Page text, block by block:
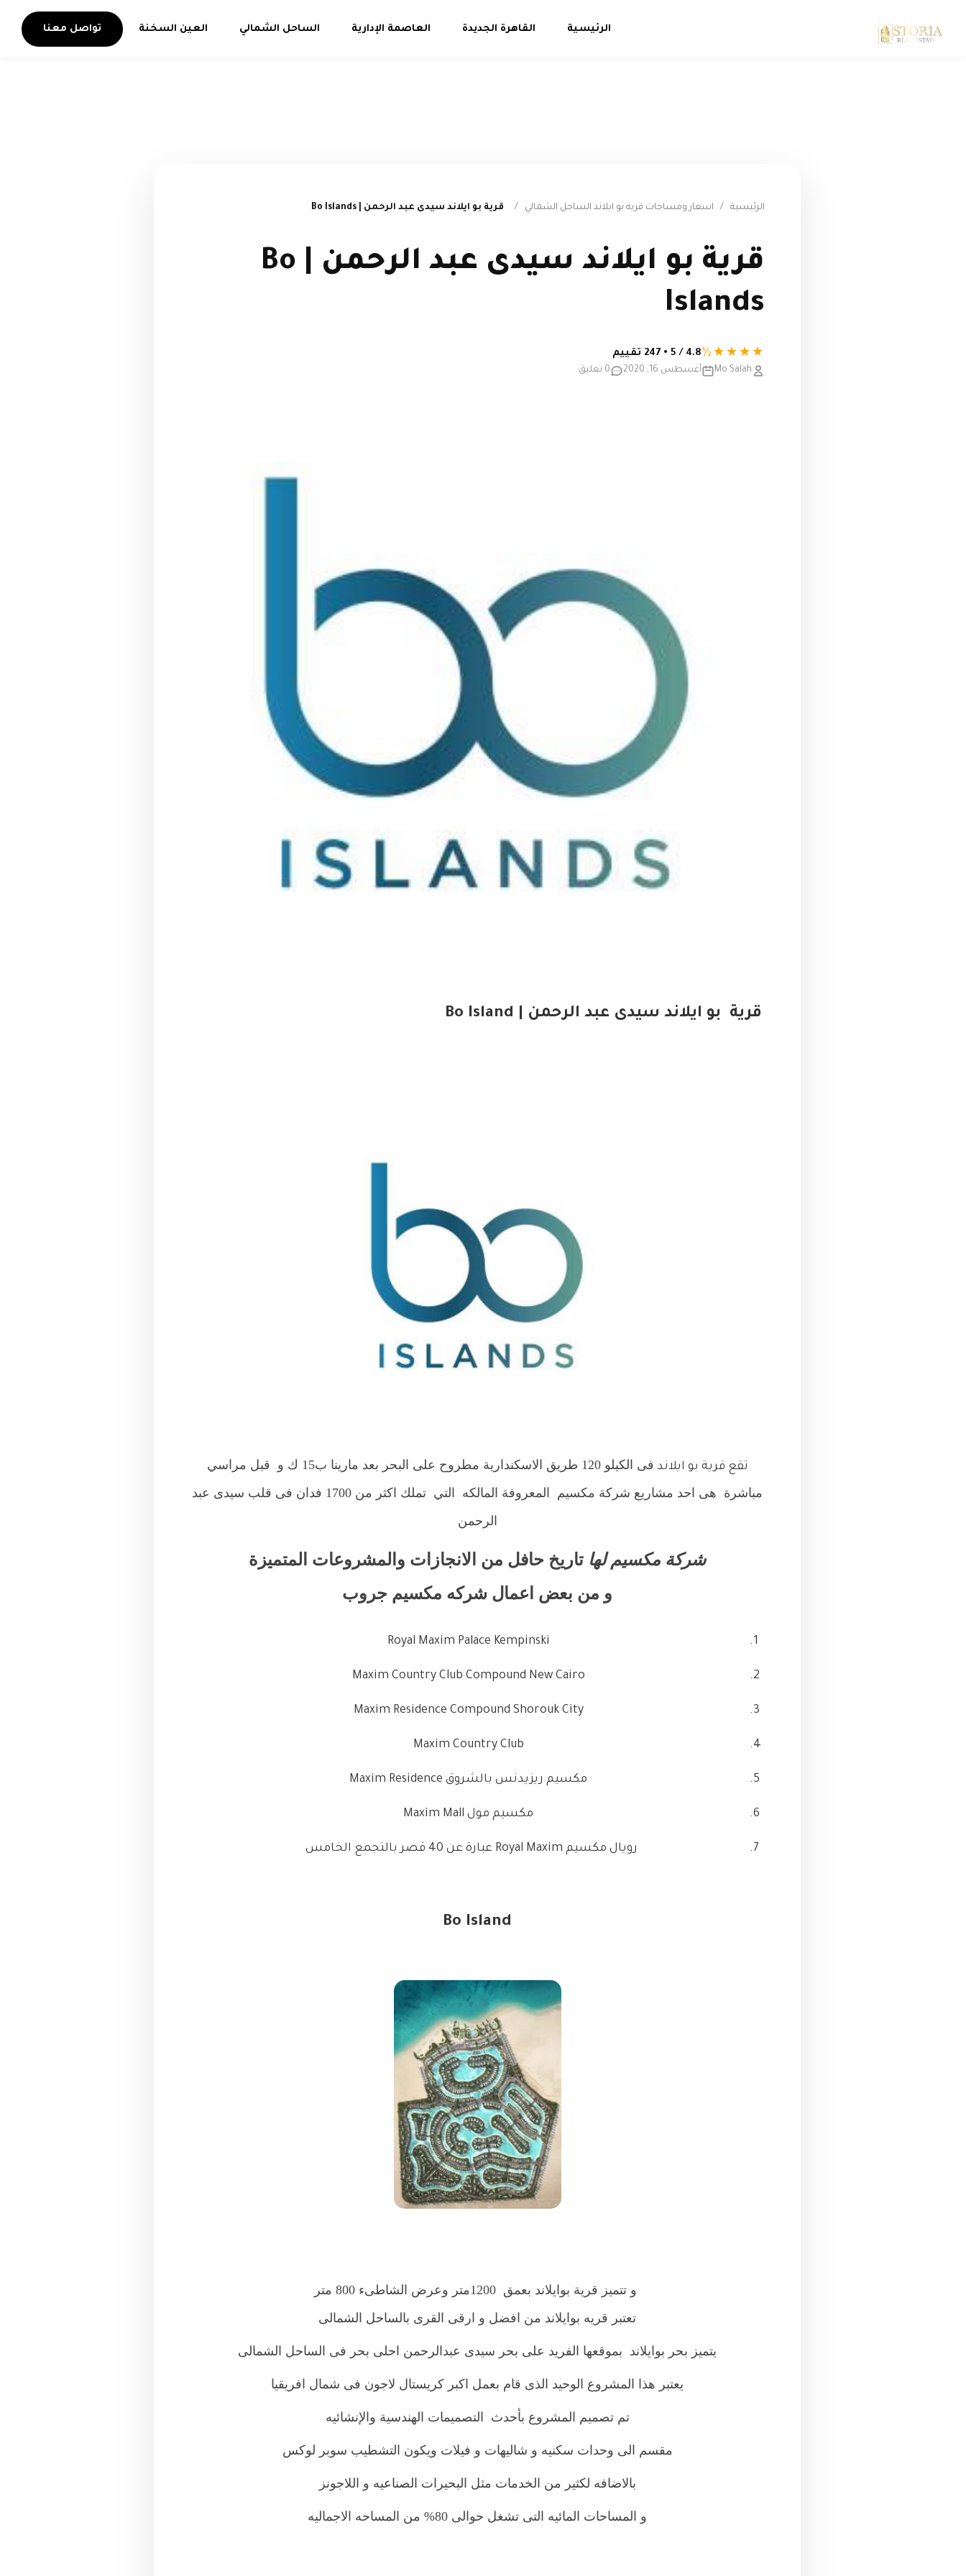
الرئيسية القاهرة الجديدة العاصمة الإدارية الساحل الشمالي العين السخنة تواصل معنا
الرئيسية / اسعار ومساحات قريه بو ايلاند الساحل الشمالي / قرية بو ايلاند سيدى عبد الرحمن | Bo Islands
قرية بو ايلاند سيدى عبد الرحمن | Bo
Islands
★★★★½4.8 / 5 • 247 تقييم
Mo Salah أغسطس 16, 2020 0 تعليق
قرية بو ايلاند سيدى عبد الرحمن | Bo Island
تقع قرية بو ايلاند فى الكيلو 120 طريق الاسكندارية مطروح على البحر بعد مارينا ب15 ك
و قبل مراسي
مباشرة هى احد مشاريع شركة مكسيم المعروفة المالكه التي تملك اكثر من 1700 فدان
فى قلب سيدى عبد
الرحمن
شركة مكسيم لها تاريخ حافل من الانجازات والمشروعات المتميزة
و من بعض اعمال شركه مكسيم جروب
Royal Maxim Palace Kempinski
Maxim Country Club Compound New Cairo
Maxim Residence Compound Shorouk City
Maxim Country Club
مكسيم ريزيدنس بالشروق Maxim Residence
مكسيم مول Maxim Mall
رويال مكسيم Royal Maxim عبارة عن 40 قصر بالتجمع الخامس
Bo Island
و تتميز قرية بوايلاند بعمق 1200متر وعرض الشاطىء 800 متر
تعتبر قريه بوايلاند من افضل و ارقى القرى بالساحل الشمالى
يتميز بحر بوايلاند بموقعها الفريد على بحر سيدى عبدالرحمن احلى بحر فى الساحل الشمالى
يعتبر هذا المشروع الوحيد الذى قام بعمل اكبر كريستال لاجون فى شمال افريقيا
تم تصميم المشروع بأحدث التصميمات الهندسية والإنشائيه
مقسم الى وحدات سكنيه و شاليهات و فيلات ويكون التشطيب سوبر لوكس
بالاضافه لكثير من الخدمات مثل البحيرات الصناعيه و اللاجونز
و المساحات المائيه التى تشغل حوالى 80% من المساحه الاجماليه